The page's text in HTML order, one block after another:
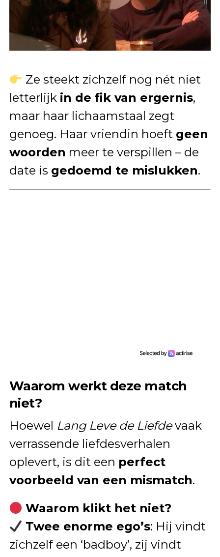
Ze steekt zichzelf nog nét niet
letterlijk in de fik van ergernis,
maar haar lichaamstaal zegt
genoeg. Haar vriendin hoeft geen
woorden meer te verspillen – de
date is gedoemd te mislukken.
Waarom werkt deze match
niet?
Hoewel Lang Leve de Liefdevaak
verrassende liefdesverhalen
oplevert, is dit een perfect
voorbeeld van een mismatch.
Waarom klikt het niet?
Twee enorme ego’s: Hij vindt
zichzelf een ‘badboy’, zij vindt